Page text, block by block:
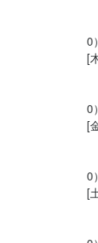
0）
[
0）
[
0）
[